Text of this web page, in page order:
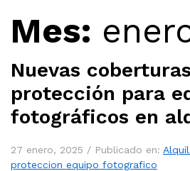
Mes:
Nuevas
protección para
fotográficos en
27 enero, 2025 / Publicado en:
proteccion equipo fotografico